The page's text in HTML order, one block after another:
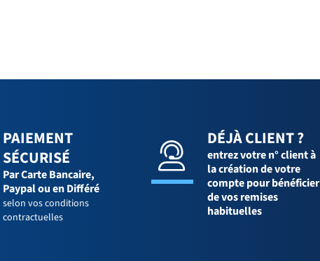
PAIEMENT
SÉCURISÉ
Par Carte Bancaire,
Paypal ou en Différé
selon vos conditions
contractuelles
DÉJÀ CLIENT ?
entrez votre n° client à
la création de votre
compte pour bénéficier
de vos remises
habituelles